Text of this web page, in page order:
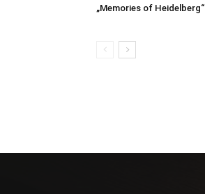
„Memories of Heidelberg“